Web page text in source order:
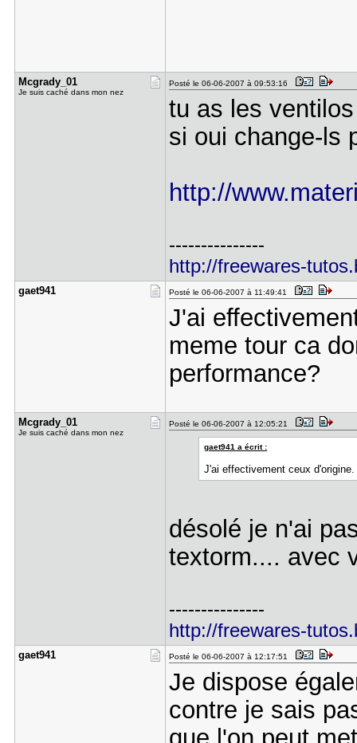
Mcgrady_01
Je suis caché dans mon nez
Posté le 06-06-2007 à 09:53:16
tu as les
si oui change-ls
http://
---------------
http://freewares-
gaet941 Posté le 06-06-2007 à 11:49:41
J'ai
meme tour ca
performance?
Mcgrady_01
Je suis caché dans mon nez
Posté le 06-06-2007 à 12:05:21
gaet941 a écrit :
J'ai effectivement ceux
désolé je n'ai
textorm.... avec
---------------
http://freewares-
gaet941 Posté le 06-06-2007 à 12:17:51
Je dispose
contre je sais
que l'on peut